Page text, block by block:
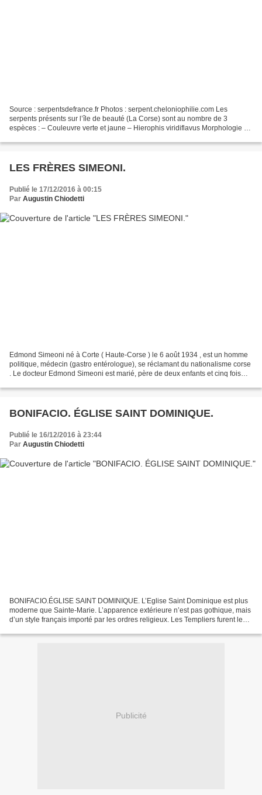
Source : serpentsdefrance.fr Photos : serpent.cheloniophilie.com Les
serpents présents sur l’île de beauté (La Corse) sont au nombre de 3
espèces : – Couleuvre verte et jaune – Hierophis viridiflavus Morphologie La
LES FRÈRES SIMEONI.
Publié le 17/12/2016 à 00:15
Par Augustin Chiodetti
Edmond Simeoni né à Corte ( Haute-Corse ) le 6 août 1934 , est un homme
politique, médecin (gastro entérologue), se réclamant du nationalisme corse
. Le docteur Edmond Simeoni est marié, père de deux enfants et cinq fois
BONIFACIO. ÉGLISE SAINT DOMINIQUE.
Publié le 16/12/2016 à 23:44
Par Augustin Chiodetti
BONIFACIO.ÉGLISE SAINT DOMINIQUE. L’Eglise Saint Dominique est plus
moderne que Sainte-Marie. L’apparence extérieure n’est pas gothique, mais
d’un style français importé par les ordres religieux. Les Templiers furent les
Publicité